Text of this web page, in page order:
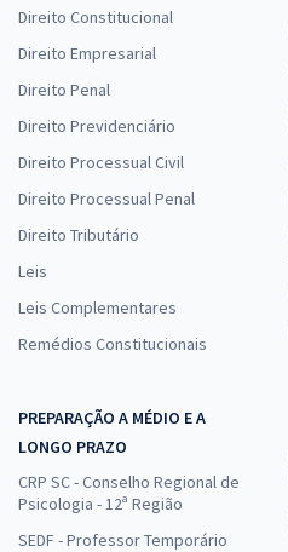
Direito Constitucional
Direito Empresarial
Direito Penal
Direito Previdenciário
Direito Processual Civil
Direito Processual Penal
Direito Tributário
Leis
Leis Complementares
Remédios Constitucionais
PREPARAÇÃO A MÉDIO E A
LONGO PRAZO
CRP SC - Conselho Regional de
Psicologia - 12ª Região
SEDF - Professor Temporário